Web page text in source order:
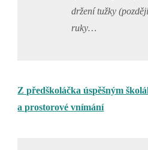
držení tužky
ruky…
Z předškoláčka úspěšným
a prostorové vnímání